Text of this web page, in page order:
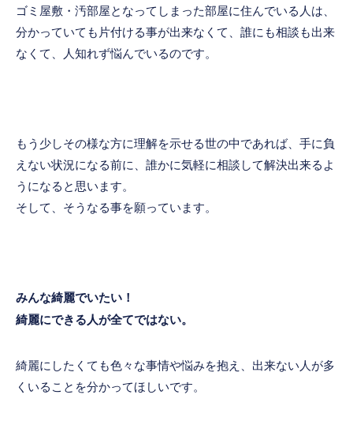
ゴミ屋敷・汚部屋となってしまった部屋に住んでいる人は、
分かっていても片付ける事が出来なくて、誰にも相談も出来
なくて、人知れず悩んでいるのです。
もう少しその様な方に理解を示せる世の中であれば、手に負
えない状況になる前に、誰かに気軽に相談して解決出来るよ
うになると思います。
そして、そうなる事を願っています。
みんな綺麗でいたい！
綺麗にできる人が全てではない。
綺麗にしたくても色々な事情や悩みを抱え、出来ない人が多
くいることを分かってほしいです。